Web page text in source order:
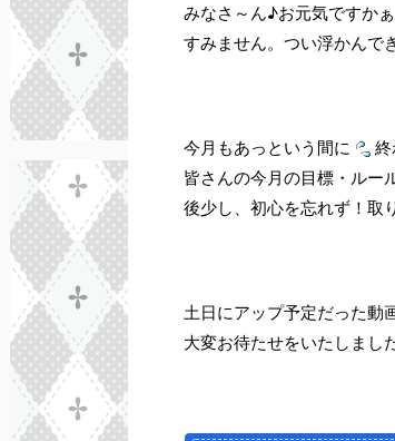
みなさ～ん♪お元気です
すみません。つい浮かんで
今月もあっという間に
終
皆さんの今月の目標・ルー
後少し、初心を忘れず！取
土日にアップ予定だった動
大変お待たせをいたしました